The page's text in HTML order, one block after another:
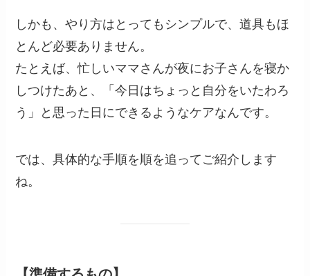
しかも、やり方はとってもシンプルで、道具もほ
とんど必要ありません。
たとえば、忙しいママさんが夜にお子さんを寝か
しつけたあと、「今日はちょっと自分をいたわろ
う」と思った日にできるようなケアなんです。
では、具体的な手順を順を追ってご紹介します
ね。